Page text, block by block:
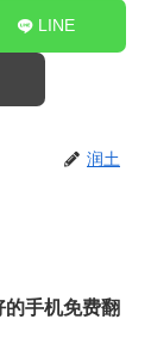
LINE
润土
的手机免费翻